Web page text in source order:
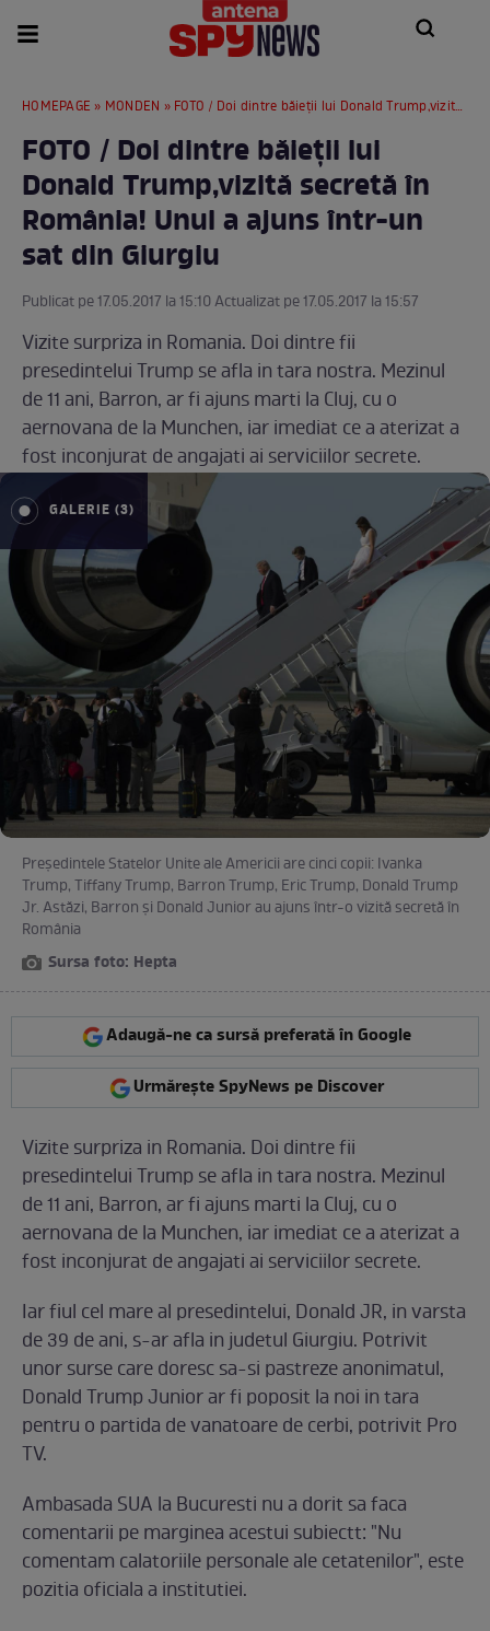
HOMEPAGE » MONDEN » FOTO / Doi dintre băieţii lui Donald Trump,vizită secretă în România! Unul a ajuns într-un sat din Giurgiu
FOTO / Doi dintre băieţii lui
Donald Trump,vizită secretă în
România! Unul a ajuns într-un
sat din Giurgiu
Publicat pe 17.05.2017 la 15:10 Actualizat pe 17.05.2017 la 15:57
Vizite surpriza in Romania. Doi dintre fii
presedintelui Trump se afla in tara nostra. Mezinul
de 11 ani, Barron, ar fi ajuns marti la Cluj, cu o
aernovana de la Munchen, iar imediat ce a aterizat a
fost inconjurat de angajati ai serviciilor secrete.
GALERIE (3)
Preşedintele Statelor Unite ale Americii are cinci copii: Ivanka
Trump, Tiffany Trump, Barron Trump, Eric Trump, Donald Trump
Jr. Astăzi, Barron şi Donald Junior au ajuns într-o vizită secretă în
România
Sursa foto: Hepta
Adaugă-ne ca sursă preferată în Google
Urmărește SpyNews pe Discover
Vizite surpriza in Romania. Doi dintre fii
presedintelui Trump se afla in tara nostra. Mezinul
de 11 ani, Barron, ar fi ajuns marti la Cluj, cu o
aernovana de la Munchen, iar imediat ce a aterizat a
fost inconjurat de angajati ai serviciilor secrete.
Iar fiul cel mare al presedintelui, Donald JR, in varsta
de 39 de ani, s-ar afla in judetul Giurgiu. Potrivit
unor surse care doresc sa-si pastreze anonimatul,
Donald Trump Junior ar fi poposit la noi in tara
pentru o partida de vanatoare de cerbi, potrivit Pro
TV.
Ambasada SUA la Bucuresti nu a dorit sa faca
comentarii pe marginea acestui subiectt: "Nu
comentam calatoriile personale ale cetatenilor", este
pozitia oficiala a institutiei.